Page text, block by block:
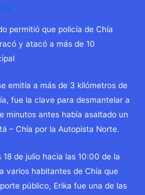
permitió que policía de Chía
y atacó a más de 10
emitía a más de 3 kilómetros de
fue la clave para desmantelar a
minutos antes había asaltado un
– Chía por la Autopista Norte.
de julio hacia las 10:00 de la
varios habitantes de Chía que
público, Erika fue una de las